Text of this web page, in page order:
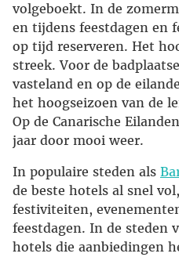
volgeboekt. In de
en tijdens feestdagen en
op tijd reserveren. Het
streek. Voor de
vasteland en op de
het hoogseizoen van de
Op de Canarische
jaar door mooi weer.
In populaire steden als
de beste hotels al snel
festiviteiten,
feestdagen. In de steden
hotels die aanbiedingen